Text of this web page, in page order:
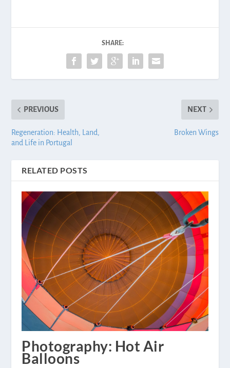
SHARE:
PREVIOUS
Regeneration: Health, Land,
and Life in Portugal
NEXT
Broken Wings
RELATED POSTS
Photography: Hot Air
Balloons